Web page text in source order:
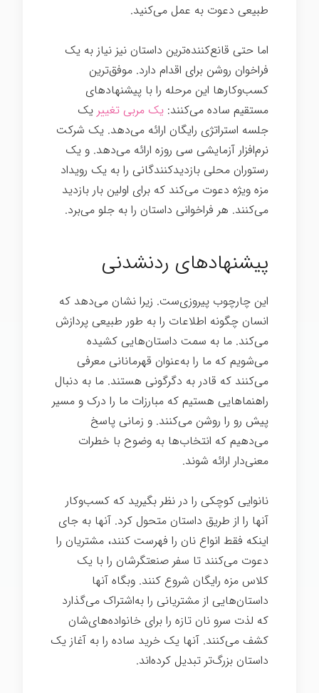
طبیعی دعوت به عمل می‌کنید.
اما حتی قانع‌کننده‌ترین داستان نیز نیاز به یک
فراخوان روشن برای اقدام دارد. موفق‌ترین
کسب‌وکارها این مرحله را با پیشنهادهای
مستقیم ساده می‌کنند: یک مربی تغییر یک
جلسه استراتژی رایگان ارائه می‌دهد. یک شرکت
نرم‌افزار آزمایشی سی روزه ارائه می‌دهد. و یک
رستوران محلی بازدیدکنندگانی را به یک رویداد
مزه ویژه دعوت می‌کند که برای اولین بار بازدید
می‌کنند. هر فراخوانی داستان را به جلو می‌برد.
پیشنهادهای ردنشدنی
این چارچوب پیروزی‌ست. زیرا نشان می‌دهد که
انسان چگونه اطلاعات را به طور طبیعی پردازش
می‌کند. ما به سمت داستان‌هایی کشیده
می‌شویم که ما را به‌عنوان قهرمانانی معرفی
می‌کنند که قادر به دگرگونی هستند. ما به دنبال
راهنماهایی هستیم که مبارزات ما را درک و مسیر
پیش رو را روشن می‌کنند. و زمانی پاسخ
می‌دهیم که انتخاب‌ها به وضوح با خطرات
معنی‌دار ارائه شوند.
نانوایی کوچکی را در نظر بگیرید که کسب‌وکار
آنها را از طریق داستان متحول کرد. آنها به جای
اینکه فقط انواع نان را فهرست کنند، مشتریان را
دعوت می‌کنند تا سفر صنعتگرشان را با یک
کلاس مزه رایگان شروع کنند. وبگاه آنها
داستان‌هایی از مشتریانی را به‌اشتراک می‌گذارد
که لذت سرو نان تازه را برای خانواده‌های‌شان
کشف می‌کنند. آنها یک خرید ساده را به آغاز یک
داستان بزرگ‌تر تبدیل کرده‌اند.